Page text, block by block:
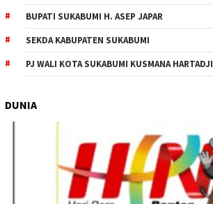
BUPATI SUKABUMI H. ASEP JAPAR
SEKDA KABUPATEN SUKABUMI
PJ WALI KOTA SUKABUMI KUSMANA HARTADJI
DUNIA